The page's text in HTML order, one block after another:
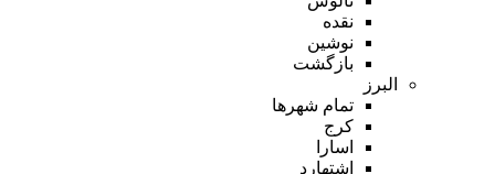
نقده
نوشین
بازگشت
البرز
تمام شهر‌ها
کرج
اسارا
اشتهارد